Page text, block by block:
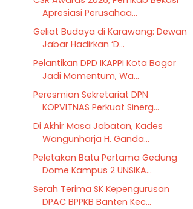
Apresiasi Perusahaa...
Geliat Budaya di Karawang: Dewan
Jabar Hadirkan ‘D...
Pelantikan DPD IKAPPI Kota Bogor
Jadi Momentum, Wa...
Peresmian Sekretariat DPN
KOPVITNAS Perkuat Sinerg...
‎Di Akhir Masa Jabatan, Kades
Wangunharja H. Ganda...
Peletakan Batu Pertama Gedung
Dome Kampus 2 UNSIKA...
Serah Terima SK Kepengurusan
DPAC BPPKB Banten Kec...